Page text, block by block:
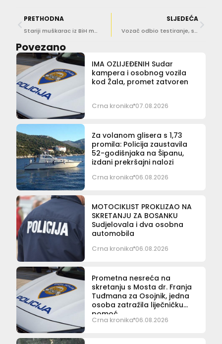
PRETHODNA
Stariji muškarac iz BiH masturbirao na plaži u Dubrovniku pa završio iza rešetaka
SLJEDEĆA
Vozač odbio testiranje, suvozač bacio drogu – jedan protjeran, drugi s kaznenom prijavom
Povezano
IMA OZLIJEĐENIH Sudar
kampera i osobnog vozila
kod Žala, promet zatvoren
Crna kronika 07.08.2026
Za volanom glisera s 1,73
promila: Policija zaustavila
52-godišnjaka na Šipanu,
izdani prekršajni nalozi
Crna kronika 06.08.2026
MOTOCIKLIST PROKLIZAO NA
SKRETANJU ZA BOSANKU
Sudjelovala i dva osobna
automobila
Crna kronika 06.08.2026
Prometna nesreća na
skretanju s Mosta dr. Franja
Tuđmana za Osojnik, jedna
osoba zatražila liječničku
pomoć
Crna kronika 06.08.2026